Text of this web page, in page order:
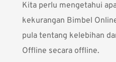
Kita perlu mengetahui
kekurangan Bimbel
pula tentang kelebihan
Offline secara offline.